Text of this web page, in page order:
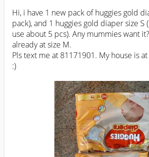
Hi, i have 1 new pack of huggies gold
pack), and 1 huggies gold diaper size S
use about 5 pcs). Any mummies want
already at size M.
Pls text me at 81171901. My house is
:)